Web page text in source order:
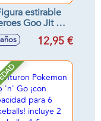
estirable
Goo Jit Zu
Madness
22x15x8 cm -12,95 €